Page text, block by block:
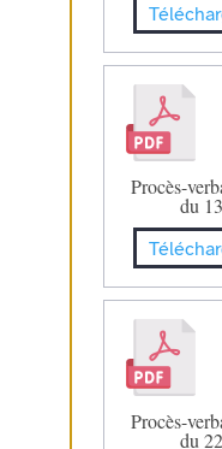
Procès-
du
Procès-
du